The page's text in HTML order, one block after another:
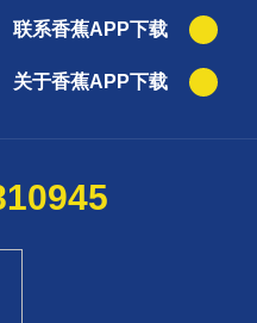
联系香蕉APP下载
关于香蕉APP下载